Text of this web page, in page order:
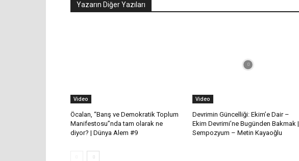
Yazarın Diğer Yazıları
Video
Öcalan, “Barış ve Demokratik Toplum
Manifestosu”nda tam olarak ne
diyor? | Dünya Alem #9
Video
Devrimin Güncelliği: Ekim’e Dair –
Ekim Devrimi’ne Bugünden Bakmak |
Sempozyum – Metin Kayaoğlu